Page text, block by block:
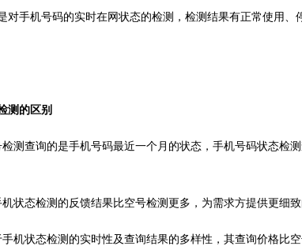
手机号码的实时在网状态的检测，检测结果有正常使用、
测的区别
测查询的是手机号码最近一个月的状态，手机号码状态检
状态检测的反馈结果比空号检测更多，为需求方提供更细致
机状态检测的实时性及查询结果的多样性，其查询价格比空